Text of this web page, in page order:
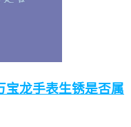
宝龙手表生锈是否属